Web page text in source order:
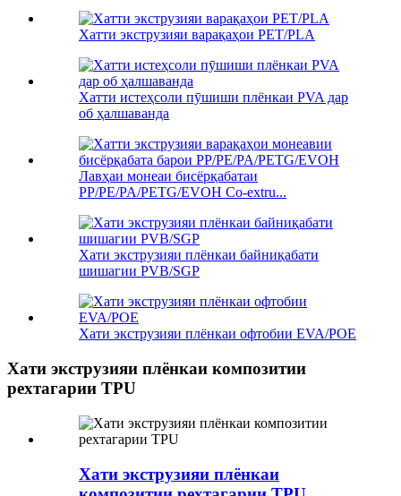
Хатти экструзияи варақаҳои PET/PLA
Хатти истеҳсоли пӯшиши плёнкаи PVA дар
об ҳалшаванда
Лавҳаи монеаи бисёрқабатаи
PP/PE/PA/PETG/EVOH Co-extru...
Хати экструзияи плёнкаи байниқабати
шишагии PVB/SGP
Хати экструзияи плёнкаи офтобии EVA/POE
Хати экструзияи плёнкаи композитии
рехтагарии TPU
Хати экструзияи плёнкаи